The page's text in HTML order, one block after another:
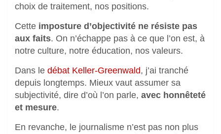
choix de traitement, nos positions.
Cette imposture d’objectivité ne résiste pas
aux faits. On n’échappe pas à ce que l’on est, à
notre culture, notre éducation, nos valeurs.
Dans le débat Keller-Greenwald, j’ai tranché
depuis longtemps. Mieux vaut assumer sa
subjectivité, dire d’où l’on parle, avec honnêteté
et mesure.
En revanche, le journalisme n’est pas non plus